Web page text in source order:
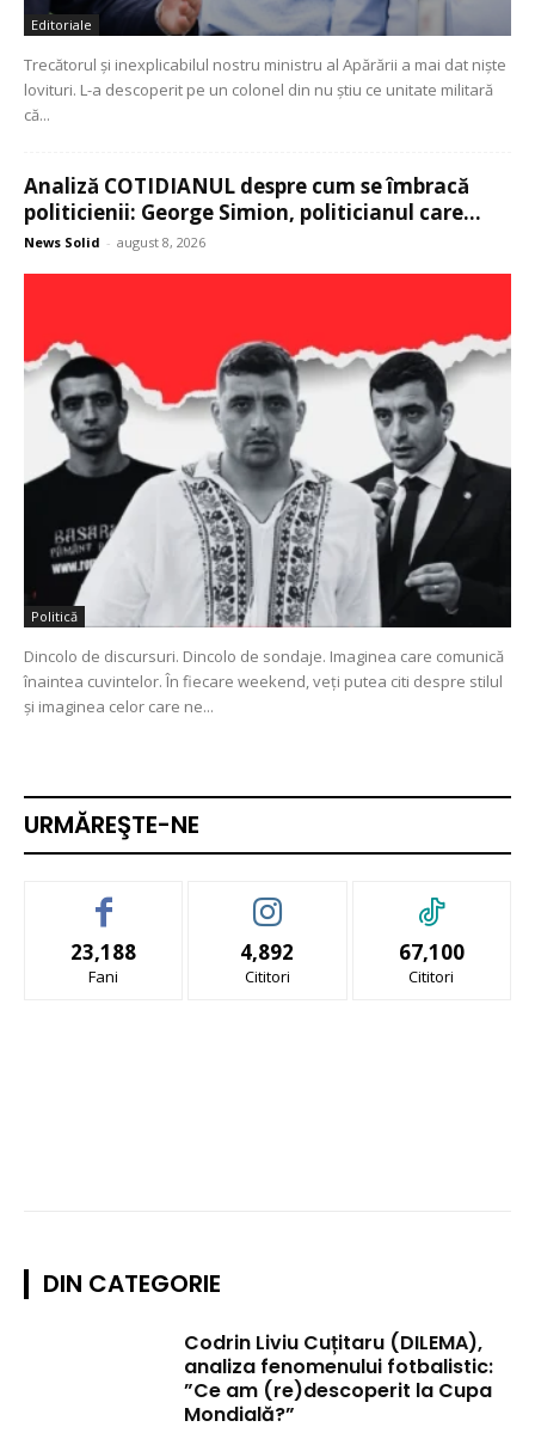
Editoriale
Trecătorul și inexplicabilul nostru ministru al Apărării a mai dat niște
lovituri. L-a descoperit pe un colonel din nu știu ce unitate militară
că...
Analiză COTIDIANUL despre cum se îmbracă
politicienii: George Simion, politicianul care...
News Solid - august 8, 2026
Politică
Dincolo de discursuri. Dincolo de sondaje. Imaginea care comunică
înaintea cuvintelor. În fiecare weekend, veți putea citi despre stilul
și imaginea celor care ne...
URMĂREŞTE-NE
23,188
Fani
4,892
Cititori
67,100
Cititori
DIN CATEGORIE
Codrin Liviu Cuțitaru (DILEMA),
analiza fenomenului fotbalistic:
”Ce am (re)descoperit la Cupa
Mondială?”